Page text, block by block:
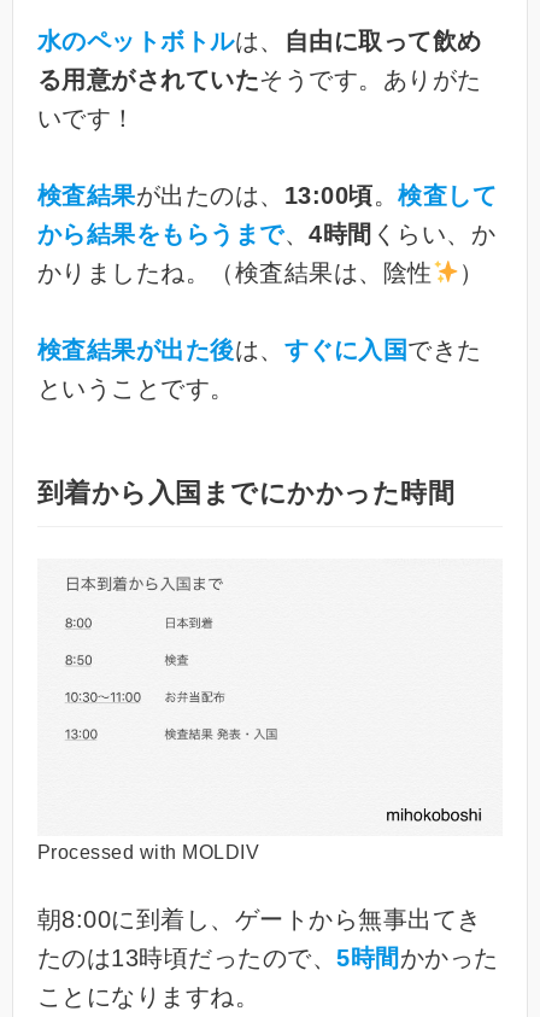
水のペットボトルは、 自由に取って飲め
る用意がされていたそうです。ありがた
いです！
検査結果が出たのは、 13:00頃。検査して
から結果をもらうまで、4時間 くらい、か
かりましたね。（検査結果は、陰性
）
検査結果が出た後は、 すぐに入国できた
ということです。
到着から入国までにかかった時間
Processed with MOLDIV
朝8:00に到着し、ゲートから無事出てき
たのは13時頃だったので、5時間 かかった
ことになりますね。